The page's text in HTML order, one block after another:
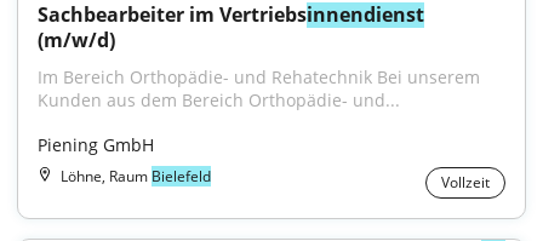
Sachbearbeiter im Vertriebsinnendienst
(m/w/d)
Im Bereich Orthopädie- und Rehatechnik Bei unserem
Kunden aus dem Bereich Orthopädie- und...
Piening GmbH
Löhne, Raum Bielefeld Vollzeit